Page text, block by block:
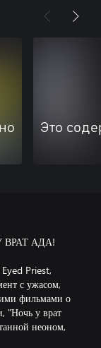
Это
ВРАТ АДА!
Priest,
с ужасом,
фильмами о
"Ночь у врат
неоном,